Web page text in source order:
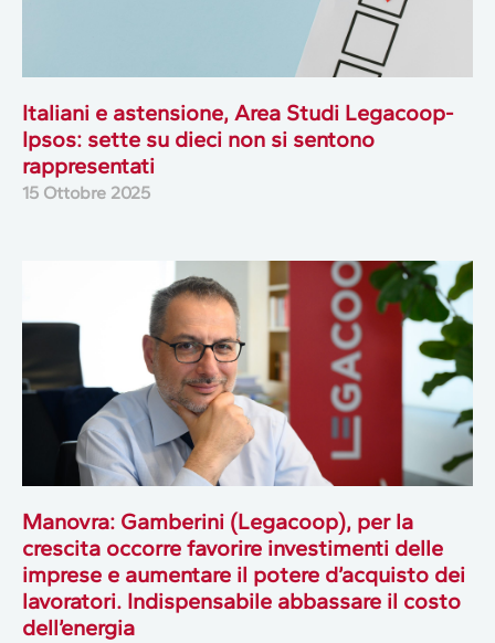
Italiani e astensione, Area Studi Legacoop-
Ipsos: sette su dieci non si sentono
rappresentati
15 Ottobre 2025
Manovra: Gamberini (Legacoop), per la
crescita occorre favorire investimenti delle
imprese e aumentare il potere d’acquisto dei
lavoratori. Indispensabile abbassare il costo
dell’energia